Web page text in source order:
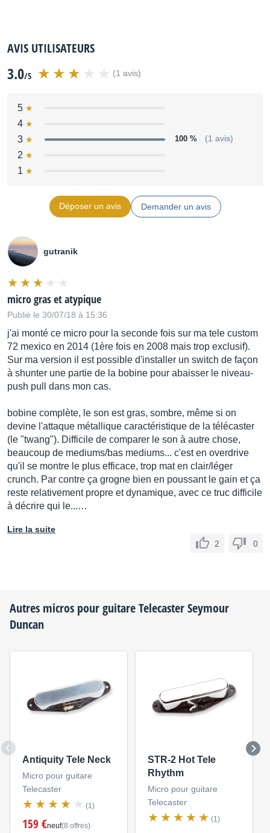
AVIS UTILISATEURS
3.0/5 (1 avis)
5
4
3
100 % (1 avis)
2
1
Déposer un avis Demander un avis
gutranik
micro gras et atypique
Publié le 30/07/18 à 15:36
j'ai monté ce micro pour la seconde fois sur ma tele custom
72 mexico en 2014 (1ère fois en 2008 mais trop exclusif).
Sur ma version il est possible d'installer un switch de façon
à shunter une partie de la bobine pour abaisser le niveau-
push pull dans mon cas.
bobine complète, le son est gras, sombre, même si on
devine l'attaque métallique caractéristique de la télécaster
(le "twang"). Difficile de comparer le son à autre chose,
beaucoup de mediums/bas mediums... c'est en overdrive
qu'il se montre le plus efficace, trop mat en clair/léger
crunch. Par contre ça grogne bien en poussant le gain et ça
reste relativement propre et dynamique, avec ce truc difficile
à décrire qui le...…
Lire la suite
2
0
Autres micros pour guitare TelecasterSeymour
Duncan
Antiquity Tele Neck
Micro pour guitare
Telecaster
(1)
159 €neuf(8 offres)
STR-2 Hot Tele
Rhythm
Micro pour guitare
Telecaster
(1)